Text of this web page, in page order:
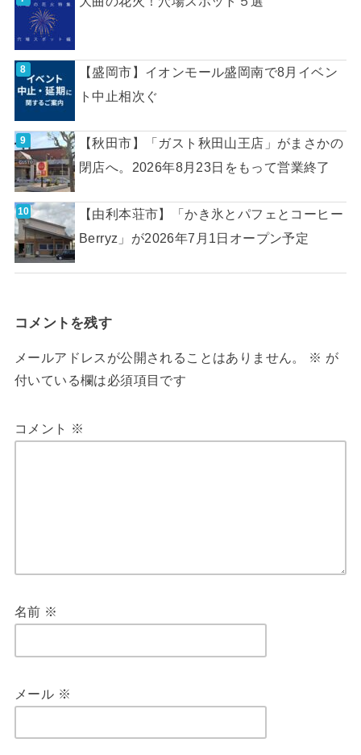
【盛岡市】イオンモール盛岡南で8月イベン
ト中止相次ぐ
【秋田市】「ガスト秋田山王店」がまさかの
閉店へ。2026年8月23日をもって営業終了
【由利本荘市】「かき氷とパフェとコーヒー
Berryz」が2026年7月1日オープン予定
コメントを残す
メールアドレスが公開されることはありません。 ※ が
付いている欄は必須項目です
コメント ※
名前 ※
メール ※